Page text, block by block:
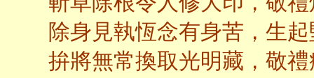
除身見執恆念有身苦，生
拚將無常換取光明藏，敬